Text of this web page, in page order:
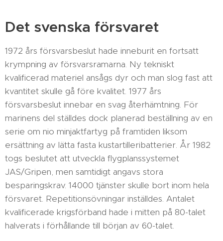
Det svenska försvaret
1972 års försvarsbeslut hade inneburit en fortsatt
krympning av försvarsramarna. Ny tekniskt
kvalificerad materiel ansågs dyr och man slog fast att
kvantitet skulle gå före kvalitet. 1977 års
försvarsbeslut innebar en svag återhämtning. För
marinens del ställdes dock planerad beställning av en
serie om nio minjaktfartyg på framtiden liksom
ersättning av lätta fasta kustartilleribatterier. År 1982
togs beslutet att utveckla flygplanssystemet
JAS/Gripen, men samtidigt angavs stora
besparingskrav. 14000 tjänster skulle bort inom hela
försvaret. Repetitionsövningar inställdes. Antalet
kvalificerade krigsförband hade i mitten på 80-talet
halverats i förhållande till början av 60-talet.